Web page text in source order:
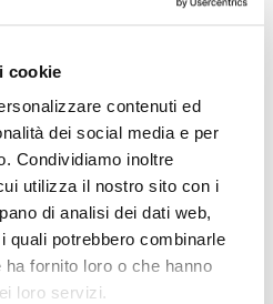
cookie
contenuti ed
dei social media e per
Condividiamo inoltre
utilizza il nostro sito con i
di analisi dei dati web,
quali potrebbero combinarle
fornito loro o che hanno
loro servizi.
–con due percorsi che vanno ad
due, uno da 44 chilometri e
dislivello da fare, con settori gravel
pedalabili.
in valli limitrofe, tanto
per molti di loro. Si passerà
nel percorso lungo porta ai
, dove si farà un giro nel quale